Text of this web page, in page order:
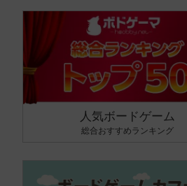
人気ボードゲーム
総合おすすめランキング